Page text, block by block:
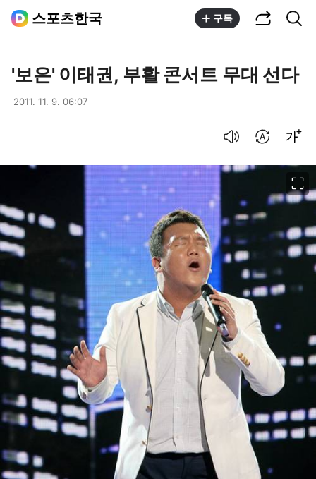
스포츠한국 구독
'보은' 이태권, 부활 콘서트 무대 선다
2011. 11. 9. 06:07